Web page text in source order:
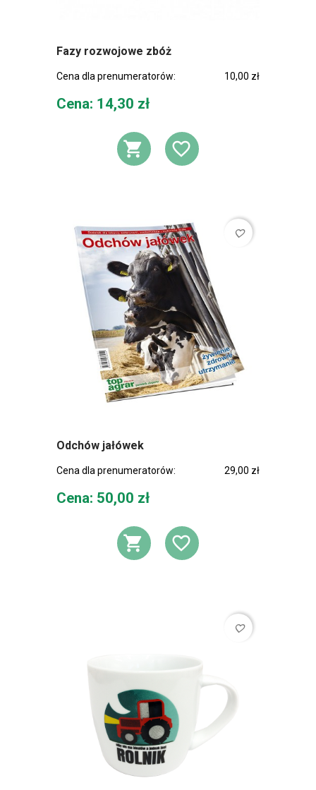
Fazy rozwojowe zbóż
Cena dla prenumeratorów: 10,00 zł
Cena
Cena: 14,30 zł
DODAJ DO
DODAJ DO
favorite_border
Odchów jałówek
Cena dla prenumeratorów: 29,00 zł
Cena
Cena: 50,00 zł
DODAJ DO
DODAJ DO
favorite_border